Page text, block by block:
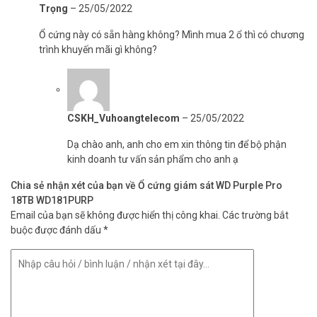
Được thiết kế để hoạt động đáng tin cậy trong
các giải pháp camera thông minh hiệu suất
cao
Với MTBF lên đến 2,5 triệu giờ (12TB, 14TB và 18TB), WD Purple
Pro WD181PURP được thiết kế cho các giải pháp camera thông
minh tiên tiến hoạt động 24/7. Với các thành phần chống xỉn màu
và hỗ trợ đa khoang đầy đủ, ổ cứng WD Purple Pro mang đến khả
năng hoạt động đáng tin cậy trong các hệ thống giám sát quy mô
Trọng – 25/05/2022
Ổ cứng này có sẵn hàng không? Mình mua 2 ổ thì có chương
trình khuyến mãi gì không?
CSKH_Vuhoangtelecom – 25/05/2022
Dạ chào anh, anh cho em xin thông tin để bộ phận
kinh doanh tư vấn sản phẩm cho anh ạ
Chia sẻ nhận xét của bạn về Ổ cứng giám sát WD Purple Pro
18TB WD181PURP
Email của bạn sẽ không được hiển thị công khai. Các trường bắt
buộc được đánh dấu *